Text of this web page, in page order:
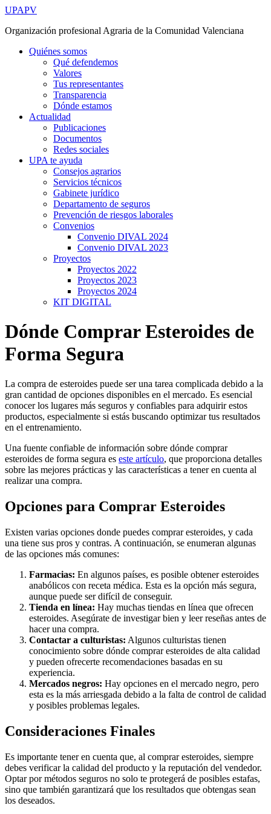
Ir
contenido
UPAPV
Organización profesional Agraria de la Comunidad Valenciana
Quiénes somos
Qué defendemos
Valores
Tus representantes
Transparencia
Dónde estamos
Actualidad
Publicaciones
Documentos
Redes sociales
UPA te ayuda
Consejos agrarios
Servicios técnicos
Gabinete jurídico
Departamento de seguros
Prevención de riesgos laborales
Convenios
Convenio DIVAL 2024
Convenio DIVAL 2023
Proyectos
Proyectos 2022
Proyectos 2023
Proyectos 2024
KIT DIGITAL
Dónde Comprar Esteroides de
Forma Segura
La compra de esteroides puede ser una tarea complicada debido a la
gran cantidad de opciones disponibles en el mercado. Es esencial
conocer los lugares más seguros y confiables para adquirir estos
productos, especialmente si estás buscando optimizar tus resultados
en el entrenamiento.
Una fuente confiable de información sobre dónde comprar
esteroides de forma segura es este artículo, que proporciona detalles
sobre las mejores prácticas y las características a tener en cuenta al
realizar una compra.
Opciones para Comprar Esteroides
Existen varias opciones donde puedes comprar esteroides, y cada
una tiene sus pros y contras. A continuación, se enumeran algunas
de las opciones más comunes:
Farmacias: En algunos países, es posible obtener esteroides
anabólicos con receta médica. Esta es la opción más segura,
aunque puede ser difícil de conseguir.
Tienda en línea: Hay muchas tiendas en línea que ofrecen
esteroides. Asegúrate de investigar bien y leer reseñas antes de
hacer una compra.
Contactar a culturistas: Algunos culturistas tienen
conocimiento sobre dónde comprar esteroides de alta calidad
y pueden ofrecerte recomendaciones basadas en su
experiencia.
Mercados negros: Hay opciones en el mercado negro, pero
esta es la más arriesgada debido a la falta de control de calidad
y posibles problemas legales.
Consideraciones Finales
Es importante tener en cuenta que, al comprar esteroides, siempre
debes verificar la calidad del producto y la reputación del vendedor.
Optar por métodos seguros no solo te protegerá de posibles estafas,
sino que también garantizará que los resultados que obtengas sean
los deseados.